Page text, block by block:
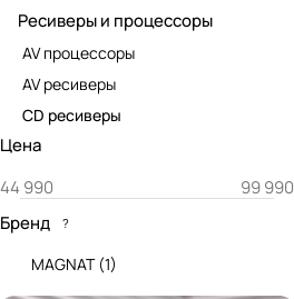
Ресиверы и процессоры
AV процессоры
AV ресиверы
CD ресиверы
Цена
Бренд ?
MAGNAT (1)